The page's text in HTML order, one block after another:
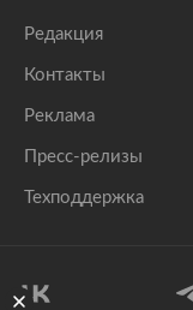
Редакция
Контакты
Реклама
Пресс-релизы
Техподдержка